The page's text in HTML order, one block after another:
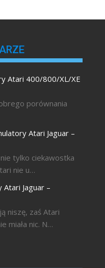
Atari 400/800/XL/XE
porównania
Atari Jaguar –
tylko ciekawostka
nie u…
Atari Jaguar –
niszę, zaś Atari
miała nic. N…